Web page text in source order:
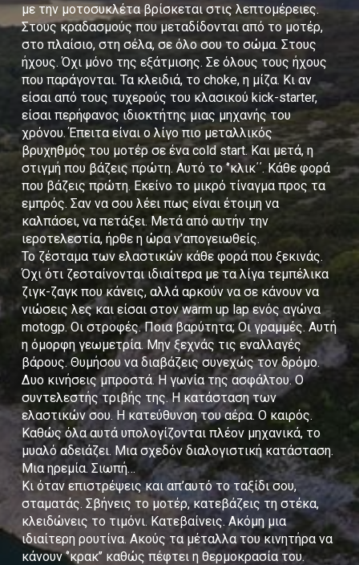
με την μοτοσυκλέτα βρίσκεται στις λεπτομέρειες.
Στους κραδασμούς που μεταδίδονται από το μοτέρ,
στο πλαίσιο, στη σέλα, σε όλο σου το σώμα. Στους
ήχους. Όχι μόνο της εξάτμισης. Σε όλους τους ήχους
που παράγονται. Τα κλειδιά, το choke, η μίζα. Κι αν
είσαι από τους τυχερούς του κλασικού kick-starter,
είσαι περήφανος ιδιοκτήτης μιας μηχανής του
χρόνου. Έπειτα είναι ο λίγο πιο μεταλλικός
βρυχηθμός του μοτέρ σε ένα cold start. Και μετά, η
στιγμή που βάζεις πρώτη. Αυτό το ‘’κλικ΄΄. Κάθε φορά
που βάζεις πρώτη. Εκείνο το μικρό τίναγμα προς τα
εμπρός. Σαν να σου λέει πως είναι έτοιμη να
καλπάσει, να πετάξει. Μετά από αυτήν την
ιεροτελεστία, ήρθε η ώρα ν’απογειωθείς.
Το ζέσταμα των ελαστικών κάθε φορά που ξεκινάς.
Όχι ότι ζεσταίνονται ιδιαίτερα με τα λίγα τεμπέλικα
ζιγκ-ζαγκ που κάνεις, αλλά αρκούν να σε κάνουν να
νιώσεις λες και είσαι στον warm up lap ενός αγώνα
motogp. Οι στροφές. Ποια βαρύτητα; Οι γραμμές. Αυτή
η όμορφη γεωμετρία. Μην ξεχνάς τις εναλλαγές
βάρους. Θυμήσου να διαβάζεις συνεχώς τον δρόμο.
Δυο κινήσεις μπροστά. Η γωνία της ασφάλτου. Ο
συντελεστής τριβής της. Η κατάσταση των
ελαστικών σου. Η κατεύθυνση του αέρα. Ο καιρός.
Καθώς όλα αυτά υπολογίζονται πλέον μηχανικά, το
μυαλό αδειάζει. Μια σχεδόν διαλογιστική κατάσταση.
Μια ηρεμία. Σιωπή…
Κι όταν επιστρέψεις και απ’αυτό το ταξίδι σου,
σταματάς. Σβήνεις το μοτέρ, κατεβάζεις τη στέκα,
κλειδώνεις το τιμόνι. Κατεβαίνεις. Ακόμη μια
ιδιαίτερη ρουτίνα. Ακούς τα μέταλλα του κινητήρα να
κάνουν ‘’κρακ’’ καθώς πέφτει η θερμοκρασία του.